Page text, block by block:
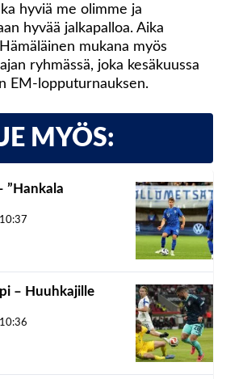
hyviä me olimme ja
hyvää jalkapalloa. Aika
mukana myös
ryhmässä, joka kesäkuussa
EM-lopputurnauksen.
MYÖS:
”Hankala
10:37
– Huuhkajille
10:36